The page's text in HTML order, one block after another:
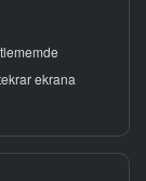
ekrana